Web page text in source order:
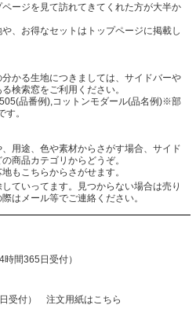
ージを見て訪れてきてくれた方が大半か
、お得なセットはトップページに掲載し
かる生地につきましては、サイドバーや
検索窓をご利用ください。
品番例),コットンモダール(品名例)※部
す。
用途、色や素材からさがす場合、サイド
商品カテゴリからどうぞ。
もこちらからさがせます。
ていってます。見つからない場合は売り
はメール等でご連絡ください。
時間365日受付）
受付）
注文用紙はこちら